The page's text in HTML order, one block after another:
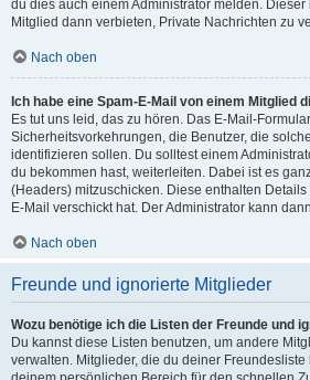
du dies auch einem Administrator melden.
Mitglied dann verbieten, Private Nachrichten zu
Nach oben
Ich habe eine Spam-E-Mail von einem Mitglied
Es tut uns leid, das zu hören. Das E-Mail-
Sicherheitsvorkehrungen, die Benutzer, die
identifizieren sollen. Du solltest einem
du bekommen hast, weiterleiten. Dabei ist es
(Headers) mitzuschicken. Diese enthalten
E-Mail verschickt hat. Der Administrator kann
Nach oben
Freunde und ignorierte Mitglieder
Wozu benötige ich die Listen der Freunde und
Du kannst diese Listen benutzen, um andere
verwalten. Mitglieder, die du deiner Freundesliste